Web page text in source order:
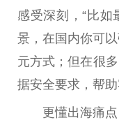
感受深刻，“比
景，在国内你可
元方式；但在很
据安全要求，帮
更懂出海痛